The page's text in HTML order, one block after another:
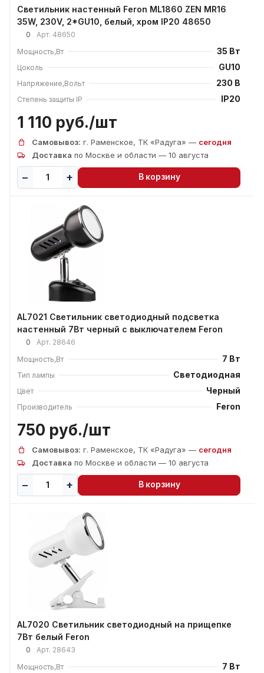
Светильник настенный Feron ML1860 ZEN MR16
35W, 230V, 2*GU10, белый, хром IP20 48650
0 Арт. 48650
Мощность,Вт
35 Вт
Цоколь GU10
Напряжение,Вольт 230 В
Степень защиты IP IP20
1 110 руб./шт
Самовывоз: г. Раменское, ТК «Радуга» — сегодня
Доставка по Москве и области — 10 августа
В корзину
AL7021 Светильник светодиодный подсветка
настенный 7Вт черный с выключателем Feron
0 Арт. 28646
Мощность,Вт
7 Вт
Тип лампы Светодиодная
Цвет Черный
Производитель Feron
750 руб./шт
Самовывоз: г. Раменское, ТК «Радуга» — сегодня
Доставка по Москве и области — 10 августа
В корзину
AL7020 Светильник светодиодный на прищепке
7Вт белый Feron
0 Арт. 28643
Мощность,Вт
7 Вт